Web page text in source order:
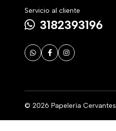
Servicio al cliente
3182393196
© 2026 Papelería Cervantes